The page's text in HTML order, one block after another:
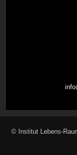
© Institut Lebens-